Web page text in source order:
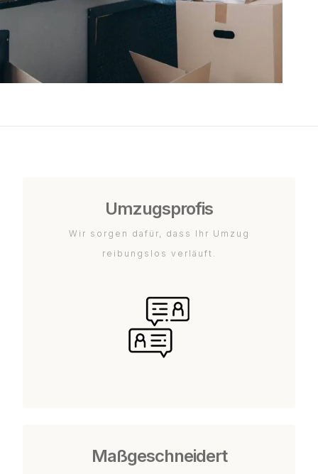
Umzugsprofis
Wir sorgen dafür, dass Ihr Umzug
reibungslos verläuft.
Maßgeschneidert